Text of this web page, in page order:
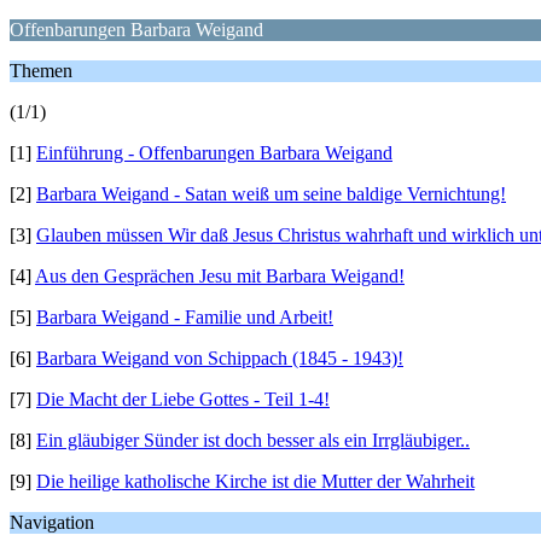
Offenbarungen Barbara Weigand
Themen
(1/1)
[1] Einführung - Offenbarungen Barbara Weigand
[2] Barbara Weigand - Satan weiß um seine baldige Vernichtung!
[3] Glauben müssen Wir daß Jesus Christus wahrhaft und wirklich
[4] Aus den Gesprächen Jesu mit Barbara Weigand!
[5] Barbara Weigand - Familie und Arbeit!
[6] Barbara Weigand von Schippach (1845 - 1943)!
[7] Die Macht der Liebe Gottes - Teil 1-4!
[8] Ein gläubiger Sünder ist doch besser als ein Irrgläubiger..
[9] Die heilige katholische Kirche ist die Mutter der Wahrheit
Navigation